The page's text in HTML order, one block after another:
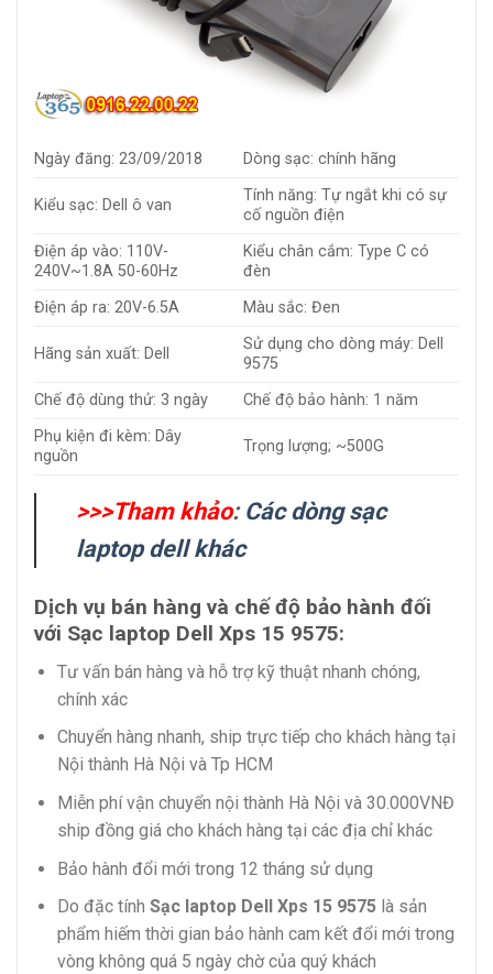
Ngày đăng: 23/09/2018 Dòng sạc: chính hãng
Kiểu sạc: Dell ô van
Tính năng: Tự ngắt khi có sự
cố nguồn điện
Điện áp vào: 110V-
240V~1.8A 50-60Hz
Kiểu chân cắm: Type C có
đèn
Điện áp ra: 20V-6.5A
Màu sắc: Đen
Hãng sản xuất: Dell
Sử dụng cho dòng máy: Dell
9575
Chế độ dùng thử: 3 ngày
Chế độ bảo hành: 1 năm
Phụ kiện đi kèm: Dây
nguồn
Trọng lượng; ~500G
>>>Tham khảo: Các dòng sạc
laptop dell khác
Dịch vụ bán hàng và chế độ bảo hành đối
với Sạc laptop Dell Xps 15 9575:
Tư vấn bán hàng và hỗ trợ kỹ thuật nhanh chóng,
chính xác
Chuyển hàng nhanh, ship trực tiếp cho khách hàng tại
Nội thành Hà Nội và Tp HCM
Miễn phí vận chuyển nội thành Hà Nội và 30.000VNĐ
ship đồng giá cho khách hàng tại các địa chỉ khác
Bảo hành đổi mới trong 12 tháng sử dụng
Do đặc tính Sạc laptop Dell Xps 15 9575là sản
phẩm hiếm thời gian bảo hành cam kết đổi mới trong
vòng không quá 5 ngày chờ của quý khách